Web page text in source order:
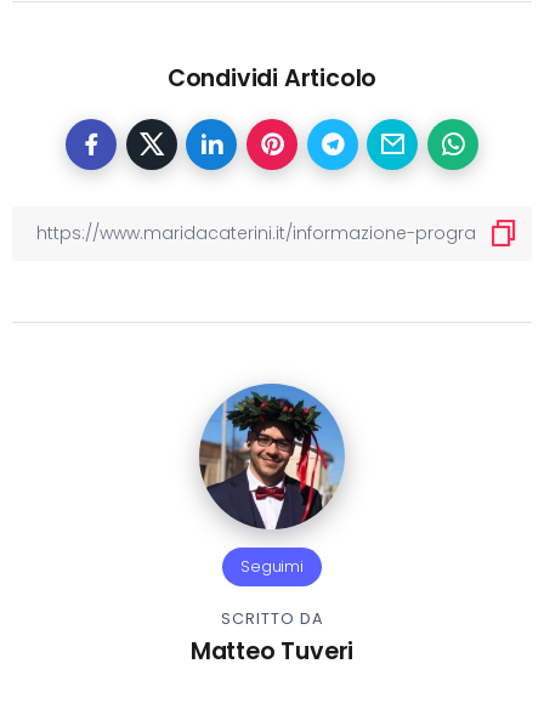
Condividi Articolo
Seguimi
SCRITTO DA
Matteo Tuveri